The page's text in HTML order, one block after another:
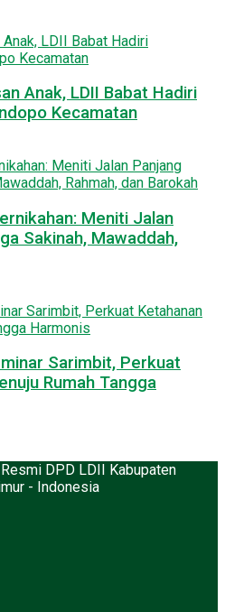
Anak, LDII Babat Hadiri
Kecamatan
Meniti Jalan
Sakinah, Mawaddah,
Sarimbit, Perkuat
Rumah Tangga
DPD LDII Kabupaten
- Indonesia